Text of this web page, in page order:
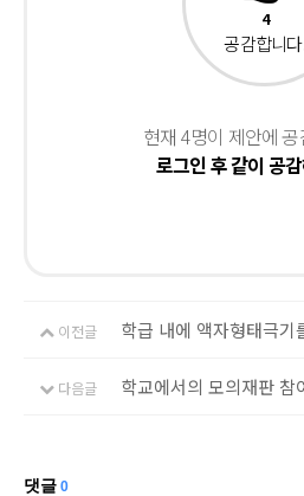
4
공감합니
현재 4명이 제안에
로그인 후 같이 공
이전글 학급 내에 액자형태극기
다음글 학교에서의 모의재판 참
댓글 0